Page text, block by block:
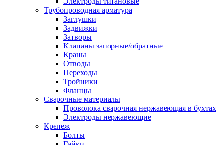
Трубопроводная арматура
Заглушки
Задвижки
Затворы
Клапаны запорные/обратные
Краны
Отводы
Переходы
Тройники
Фланцы
Сварочные материалы
Проволока сварочная нержавеющая в бухтах
Электроды нержавеющие
Крепеж
Болты